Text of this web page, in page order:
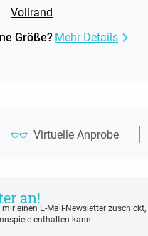
Vollrand
Größe? Mehr Details
Virtuelle Anprobe
an!
einen E-Mail-Newsletter
enthalten kann.